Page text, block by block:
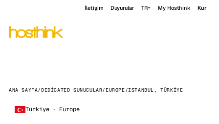
İletişim Duyurular TR My Hosthink Kur
ANA SAYFA/DEDICATED SUNUCULAR/EUROPE/ISTANBUL, TÜRKIYE
Türkiye · Europe